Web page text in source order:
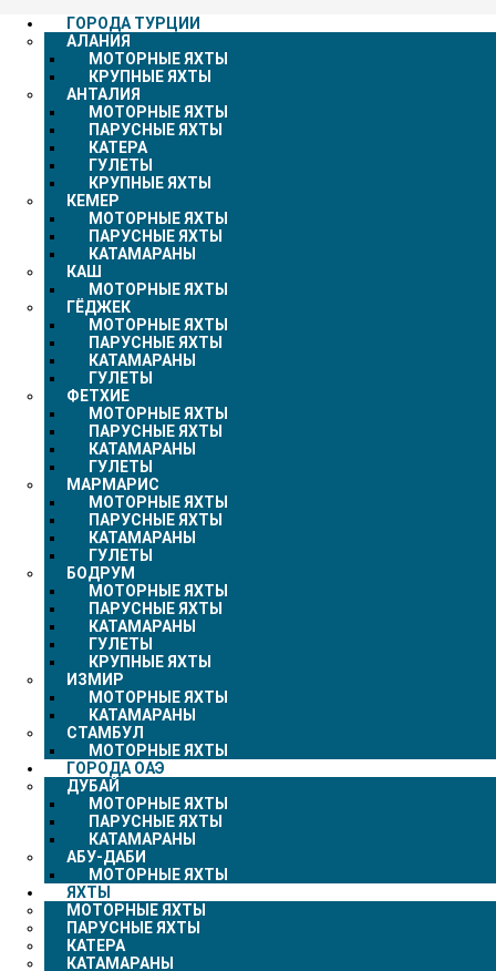
ГОРОДА ТУРЦИИ
АЛАНИЯ
МОТОРНЫЕ ЯХТЫ
КРУПНЫЕ ЯХТЫ
АНТАЛИЯ
МОТОРНЫЕ ЯХТЫ
ПАРУСНЫЕ ЯХТЫ
КАТЕРА
ГУЛЕТЫ
КРУПНЫЕ ЯХТЫ
КЕМЕР
МОТОРНЫЕ ЯХТЫ
ПАРУСНЫЕ ЯХТЫ
КАТАМАРАНЫ
КАШ
МОТОРНЫЕ ЯХТЫ
ГЁДЖЕК
МОТОРНЫЕ ЯХТЫ
ПАРУСНЫЕ ЯХТЫ
КАТАМАРАНЫ
ГУЛЕТЫ
ФЕТХИЕ
МОТОРНЫЕ ЯХТЫ
ПАРУСНЫЕ ЯХТЫ
КАТАМАРАНЫ
ГУЛЕТЫ
МАРМАРИС
МОТОРНЫЕ ЯХТЫ
ПАРУСНЫЕ ЯХТЫ
КАТАМАРАНЫ
ГУЛЕТЫ
БОДРУМ
МОТОРНЫЕ ЯХТЫ
ПАРУСНЫЕ ЯХТЫ
КАТАМАРАНЫ
ГУЛЕТЫ
КРУПНЫЕ ЯХТЫ
ИЗМИР
МОТОРНЫЕ ЯХТЫ
КАТАМАРАНЫ
СТАМБУЛ
МОТОРНЫЕ ЯХТЫ
ГОРОДА ОАЭ
ДУБАЙ
МОТОРНЫЕ ЯХТЫ
ПАРУСНЫЕ ЯХТЫ
КАТАМАРАНЫ
АБУ-ДАБИ
МОТОРНЫЕ ЯХТЫ
ЯХТЫ
МОТОРНЫЕ ЯХТЫ
ПАРУСНЫЕ ЯХТЫ
КАТЕРА
КАТАМАРАНЫ